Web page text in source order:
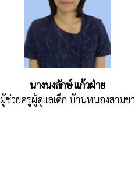
นางนงลักษ์ แก้วฝ่าย
ผู้ช่วยครูผู้ดูแลเด็ก บ้านหนองสามขา